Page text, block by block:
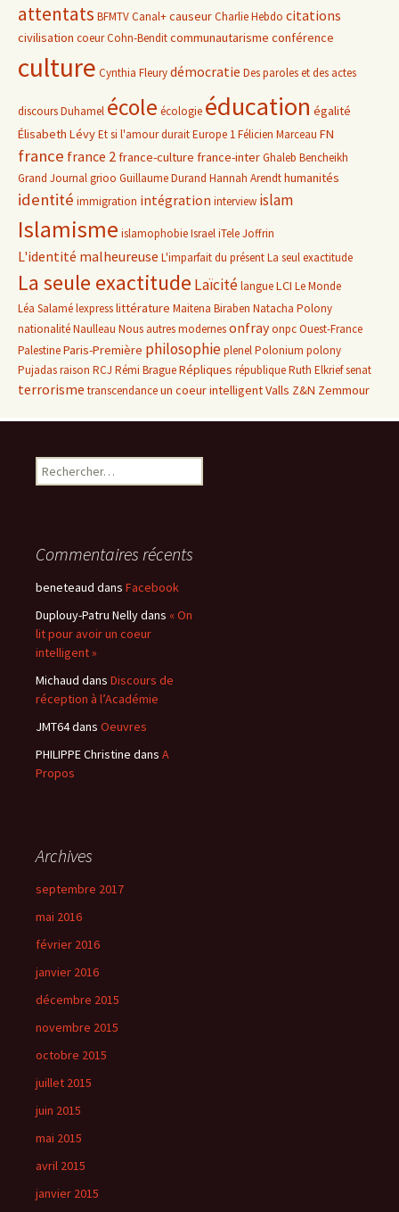
attentats BFMTVCanal+causeurCharlie Hebdo citations
civilisation coeurCohn-Benditcommunautarisme conférence
culture Cynthia Fleurydémocratie Des paroles et des actes
discoursDuhamel école écologie éducation égalité
Élisabeth LévyEt si l'amour duraitEurope 1Félicien Marceau FN
france france 2france-culture france-interGhaleb Bencheikh
Grand Journalgrioo Guillaume Durand Hannah Arendthumanités
identité immigration intégration interview islam
Islamisme islamophobieIsraeliTeleJoffrin
L'identité malheureuse L'imparfait du présentLa seul exactitude
La seule exactitude LaïcitélangueLCI Le Monde
Léa Salamélexpresslittérature Maitena Biraben Natacha Polony
nationalitéNaulleau Nous autres modernesonfrayonpcOuest-France
PalestineParis-Première philosophieplenelPolonium polony
Pujadasraison RCJ Rémi BragueRépliques républiqueRuth Elkriefsenat
terrorisme transcendanceun coeur intelligentValls Z&N Zemmour
Rechercher :
Commentaires récents
beneteaud dans Facebook
Duplouy-Patru Nellydans « On
lit pour avoir un coeur
intelligent »
Michaud dans Discours de
réception à l’Académie
JMT64dans Oeuvres
PHILIPPE Christine dans A
Propos
Archives
septembre 2017
mai 2016
février 2016
janvier 2016
décembre 2015
novembre 2015
octobre 2015
juillet 2015
juin 2015
mai 2015
avril 2015
janvier 2015